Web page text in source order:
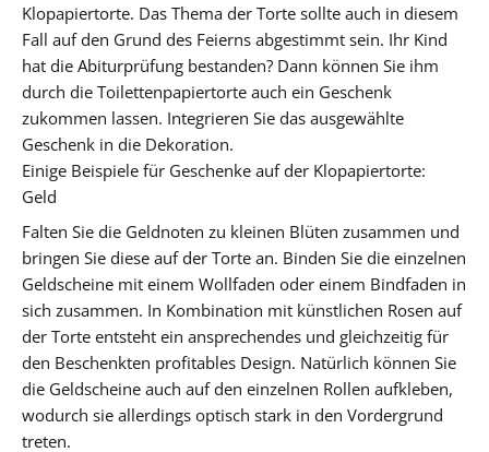
Klopapiertorte. Das Thema der Torte sollte auch in diesem
Fall auf den Grund des Feierns abgestimmt sein. Ihr Kind
hat die Abiturprüfung bestanden? Dann können Sie ihm
durch die Toilettenpapiertorte auch ein Geschenk
zukommen lassen. Integrieren Sie das ausgewählte
Geschenk in die Dekoration.
Einige Beispiele für Geschenke auf der Klopapiertorte:
Geld
Falten Sie die Geldnoten zu kleinen Blüten zusammen und
bringen Sie diese auf der Torte an. Binden Sie die einzelnen
Geldscheine mit einem Wollfaden oder einem Bindfaden in
sich zusammen. In Kombination mit künstlichen Rosen auf
der Torte entsteht ein ansprechendes und gleichzeitig für
den Beschenkten profitables Design. Natürlich können Sie
die Geldscheine auch auf den einzelnen Rollen aufkleben,
wodurch sie allerdings optisch stark in den Vordergrund
treten.